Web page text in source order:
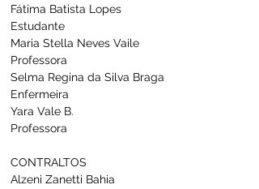
Fátima Batista Lopes
Estudante
Maria Stella Neves Vaile
Professora
Selma Regina da Silva Braga
Enfermeira
Yara Vale B.
Professora
CONTRALTOS
Alzeni Zanetti Bahia